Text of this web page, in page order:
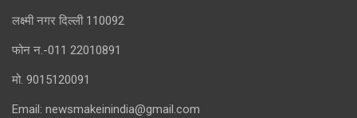
लक्ष्मी नगर दिल्ली 110092
फोन न.-011 22010891
मो. 9015120091
Email: newsmakeinindia@gmail.com